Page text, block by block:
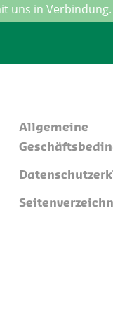
uns in Verbindung.
Allgemeine